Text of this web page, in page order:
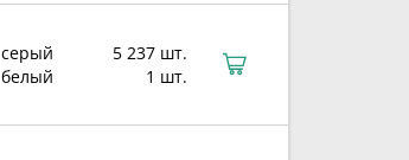
серый
5 237 шт.
белый
1 шт.